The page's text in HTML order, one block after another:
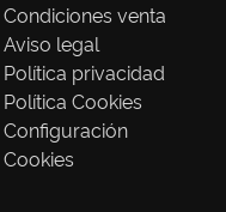
Condiciones venta
Aviso legal
Política privacidad
Política Cookies
Configuración
Cookies